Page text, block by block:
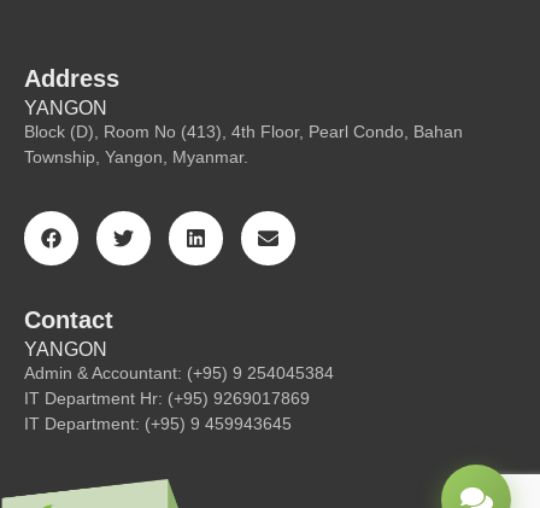
Address
YANGON
Block (D), Room No (413), 4th Floor, Pearl Condo, Bahan
Township, Yangon, Myanmar.
Contact
YANGON
Admin & Accountant: (+95) 9 254045384
IT Department Hr: (+95) 9269017869
IT Department: (+95) 9 459943645